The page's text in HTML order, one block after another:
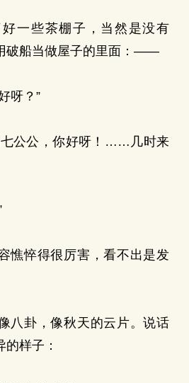
些茶棚子，当然是没有
破船当做屋子的里面：——
呀？”
公公，你好呀！……几时来
悴得很厉害，看不出是发
卦，像秋天的云片。说话
样子：